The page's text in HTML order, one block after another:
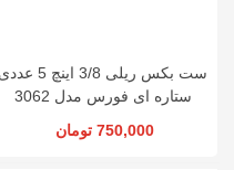
ست بکس ریلی 3/8 اینچ 5 عددی
ستاره ای فورس مدل 3062
750,000 تومان